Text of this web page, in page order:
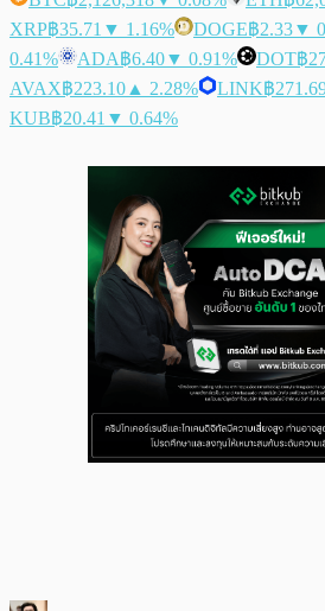
XRP฿35.71 ▼ 1.16% DOGE฿2.33▼
0.41%
ADA฿6.40▼ 0.91% DOT฿
AVAX฿223.10 ▲ 2.28% LINK฿
KUB฿20.41 ▼ 0.64%